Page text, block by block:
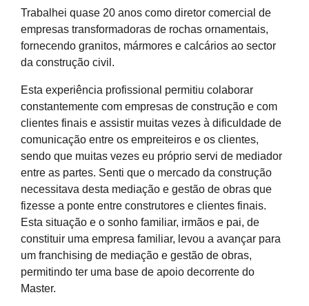
Trabalhei quase 20 anos como diretor comercial de
empresas transformadoras de rochas ornamentais,
fornecendo granitos, mármores e calcários ao sector
da construção civil.
Esta experiência profissional permitiu colaborar
constantemente com empresas de construção e com
clientes finais e assistir muitas vezes à dificuldade de
comunicação entre os empreiteiros e os clientes,
sendo que muitas vezes eu próprio servi de mediador
entre as partes. Senti que o mercado da construção
necessitava desta mediação e gestão de obras que
fizesse a ponte entre construtores e clientes finais.
Esta situação e o sonho familiar, irmãos e pai, de
constituir uma empresa familiar, levou a avançar para
um franchising de mediação e gestão de obras,
permitindo ter uma base de apoio decorrente do
Master.